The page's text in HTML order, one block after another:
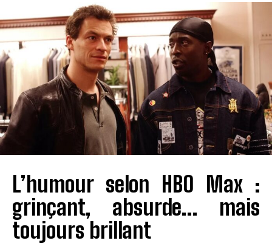
L’humour selon HBO Max :
grinçant, absurde… mais
toujours brillant